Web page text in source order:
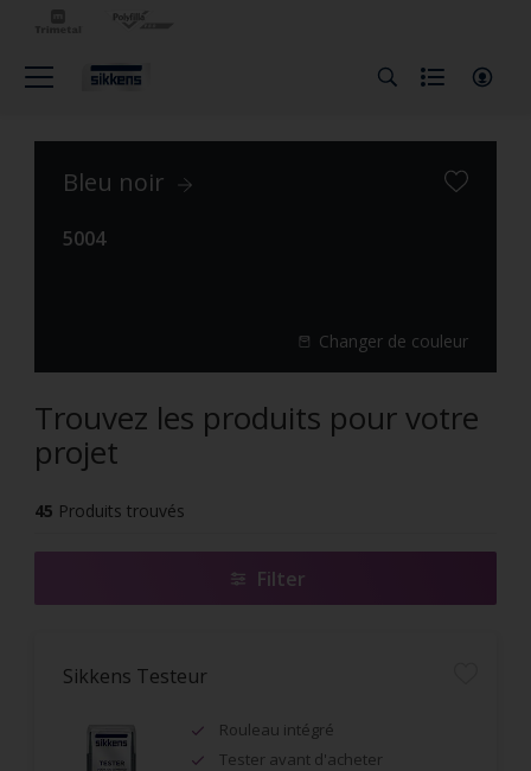
Bleu noir
5004
Changer de couleur
Trouvez les produits pour votre
projet
45 Produits trouvés
Filter
Sikkens Testeur
Rouleau intégré
Tester avant d'acheter